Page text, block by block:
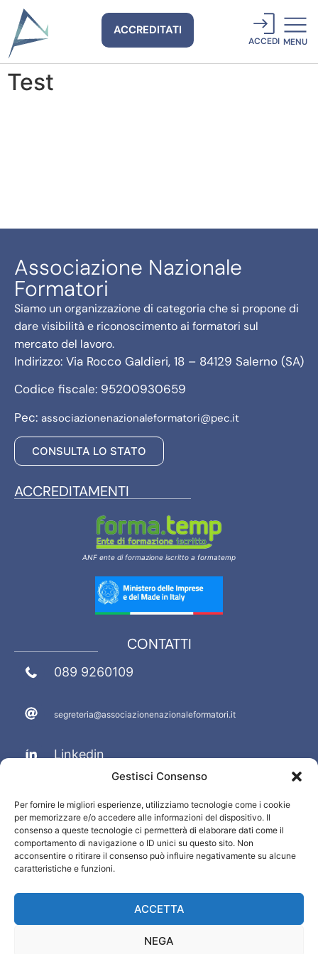
Gestisci Consenso
Per fornire le migliori esperienze, utilizziamo tecnologie come i cookie
per memorizzare e/o accedere alle informazioni del dispositivo. Il
consenso a queste tecnologie ci permetterà di elaborare dati come il
comportamento di navigazione o ID unici su questo sito. Non
acconsentire o ritirare il consenso può influire negativamente su alcune
caratteristiche e funzioni.
ACCETTA
NEGA
ACCREDITATI
ACCEDI MENU
Test
Associazione Nazionale
Formatori
Siamo un organizzazione di categoria che si propone di
dare visibilità e riconoscimento ai formatori sul
mercato del lavoro.
Indirizzo: Via Rocco Galdieri, 18 – 84129 Salerno (SA)
Codice fiscale: 95200930659
Pec: associazionenazionaleformatori@pec.it
CONSULTA LO STATO
ACCREDITAMENTI
ANF ente di formazione iscritto a formatemp
CONTATTI
089 9260109
segreteria@associazionenazionaleformatori.it
Linkedin
PRIVACY E INFO
Termini e condizioni
Disconoscimento